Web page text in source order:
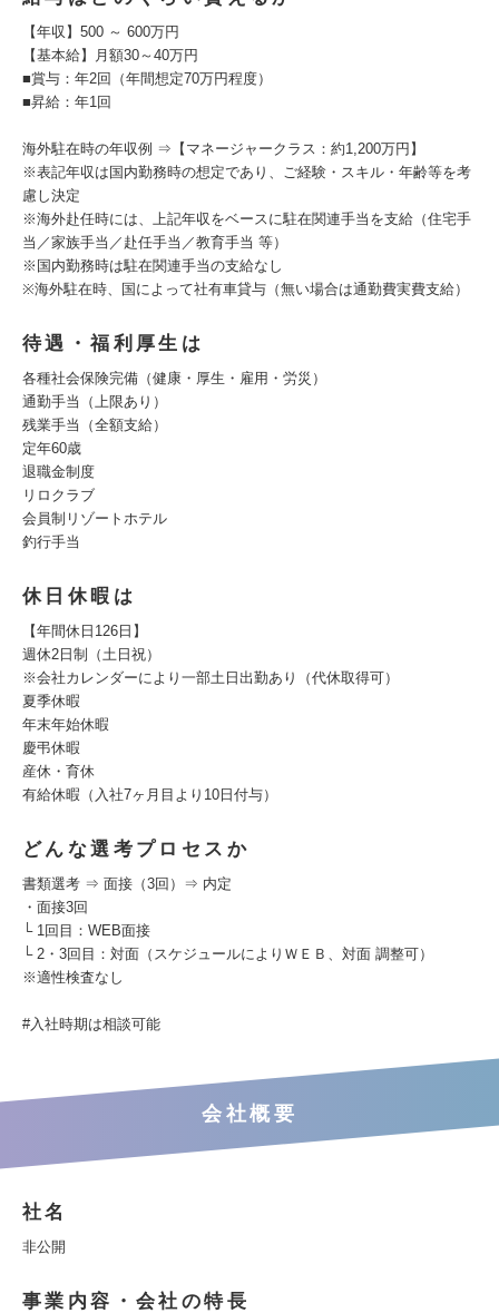
【年収】500 ～ 600万円
【基本給】月額30～40万円
■賞与：年2回（年間想定70万円程度）
■昇給：年1回
海外駐在時の年収例 ⇒【マネージャークラス：約1,200万円】
※表記年収は国内勤務時の想定であり、ご経験・スキル・年齢等を考
慮し決定
※海外赴任時には、上記年収をベースに駐在関連手当を支給（住宅手
当／家族手当／赴任手当／教育手当 等）
※国内勤務時は駐在関連手当の支給なし
※海外駐在時、国によって社有車貸与（無い場合は通勤費実費支給）
待遇・福利厚生は
各種社会保険完備（健康・厚⽣・雇用・労災）
通勤手当（上限あり）
残業手当（全額支給）
定年60歳
退職金制度
リロクラブ
会員制リゾートホテル
釣行手当
休日休暇は
【年間休⽇126⽇】
週休2⽇制（土⽇祝）
※会社カレンダーにより一部土⽇出勤あり（代休取得可）
夏季休暇
年末年始休暇
慶弔休暇
産休・育休
有給休暇（入社7ヶ月目より10⽇付与）
どんな選考プロセスか
書類選考 ⇒ 面接（3回）⇒ 内定
・面接3回
└ 1回目：WEB面接
└ 2・3回目：対面（スケジュールによりＷＥＢ、対面 調整可）
※適性検査なし
#入社時期は相談可能
会社概要
社名
非公開
事業内容・会社の特長